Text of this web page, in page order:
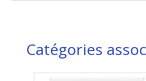
Catégories